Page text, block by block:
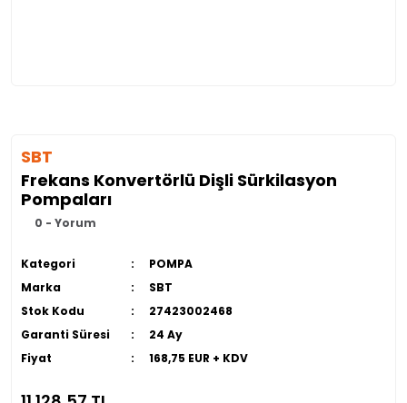
SBT
Frekans Konvertörlü Dişli Sürkilasyon
Pompaları
0 - Yorum
Kategori
POMPA
Marka
SBT
Stok Kodu
27423002468
Garanti Süresi
24 Ay
Fiyat
168,75 EUR + KDV